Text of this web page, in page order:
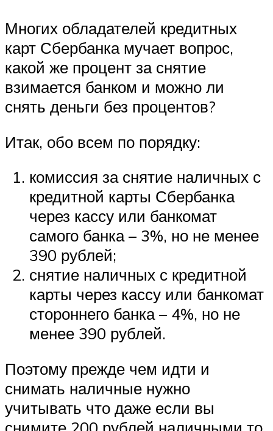
Многих обладателей кредитных
карт Сбербанка мучает вопрос,
какой же процент за снятие
взимается банком и можно ли
снять деньги без процентов?
Итак, обо всем по порядку:
комиссия за снятие наличных с
кредитной карты Сбербанка
через кассу или банкомат
самого банка – 3%, но не менее
390 рублей;
снятие наличных с кредитной
карты через кассу или банкомат
стороннего банка – 4%, но не
менее 390 рублей.
Поэтому прежде чем идти и
снимать наличные нужно
учитывать что даже если вы